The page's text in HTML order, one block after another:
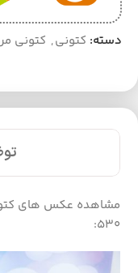
دسته: کتونی, کتونی
مشاهده عکس های
530: